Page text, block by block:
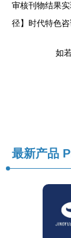
审核刊物结果
径】时代特色
如
最新产品